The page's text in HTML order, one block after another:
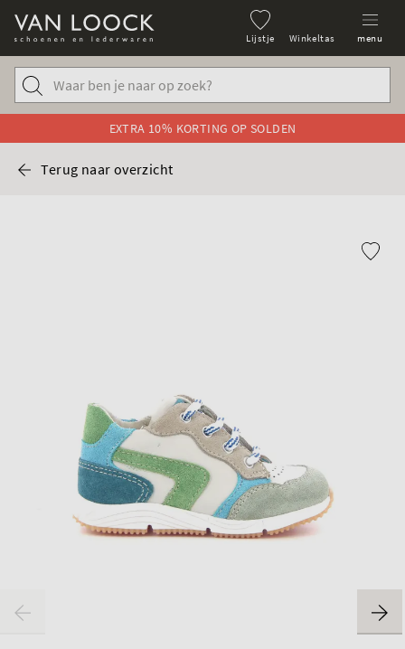
Lijstje Winkeltas menu
EXTRA 10% KORTING OP SOLDEN
Terug naar overzicht